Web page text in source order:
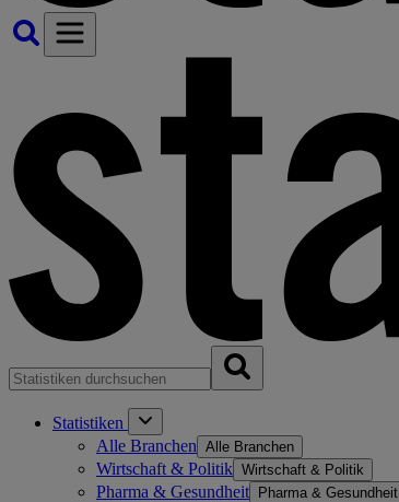
Statistiken
Alle Branchen Alle Branchen
Wirtschaft & Politik Wirtschaft & Politik
Pharma & Gesundheit Pharma & Gesundheit